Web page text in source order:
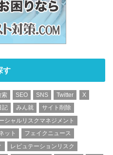
す
索 SEO SNS Twitter
X
記 みん就
サイト削除
シャルリスクマネジメント
ット
フェイクニュース
レピュテーションリスク